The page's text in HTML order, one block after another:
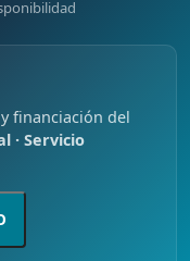
financiación del
· Servicio